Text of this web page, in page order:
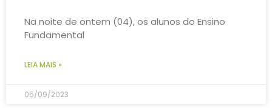
Na noite de ontem (04), os alunos do Ensino
Fundamental
LEIA MAIS »
05/09/2023